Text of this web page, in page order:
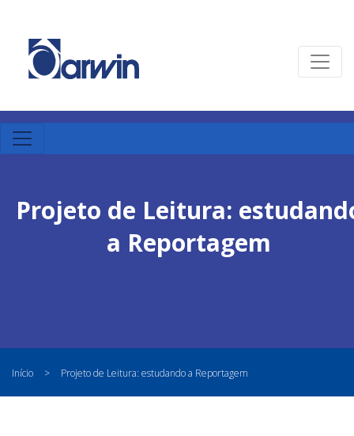
Projeto de Leitura:
a Reportagem
Início > Projeto de Leitura: estudando a Reportagem